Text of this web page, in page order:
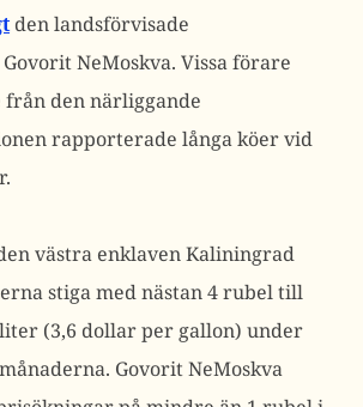
den landsförvisade
NeMoskva. Vissa förare
från den närliggande
rapporterade långa köer vid
västra enklaven Kaliningrad
stiga med nästan 4 rubel till
(3,6 dollar per gallon) under
Govorit NeMoskva